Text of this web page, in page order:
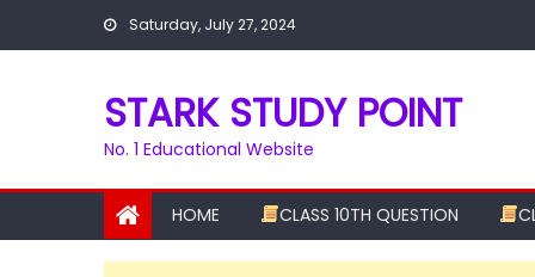
Saturday, July 27, 2024
STARK STUDY POINT
No. 1 Educational Website
HOME CLASS 10TH QUESTION